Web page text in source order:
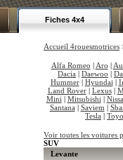
Fiches 4x4
Accueil 4rouesmotrices
Alfa Romeo | Aro |
Dacia | Daewoo |
Hummer| Hyundai |
Land Rover| Lexus|
Mini | Mitsubishi |
Santana | Saviem |
Tesla |
Voir toutes les voitures
SUV
Levante